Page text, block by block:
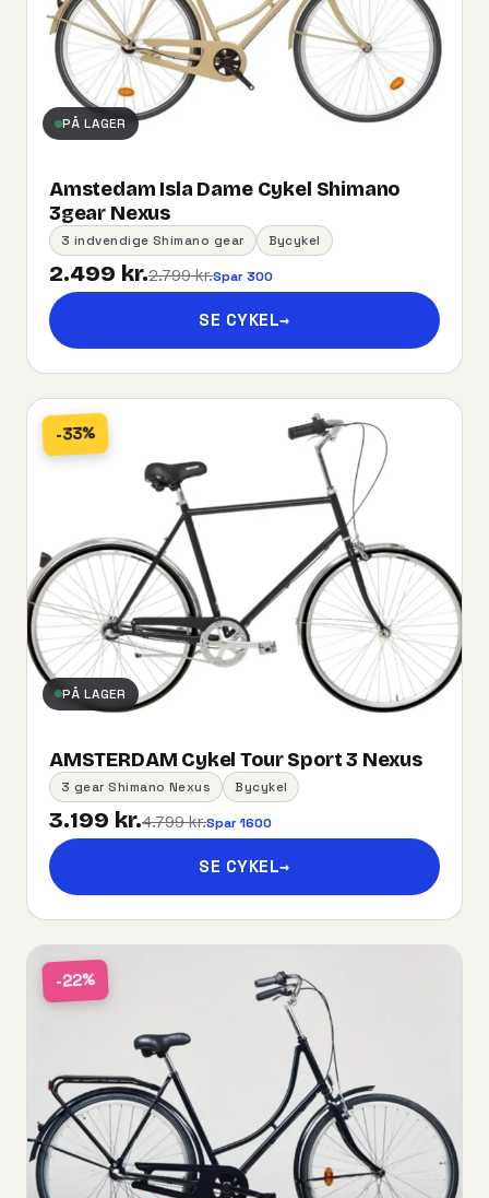
PÅ LAGER
Amstedam Isla Dame Cykel Shimano
3gear Nexus
3 indvendige Shimano gear Bycykel
2.499 kr.2.799 kr.Spar 300
SE CYKEL→
-33%
PÅ LAGER
AMSTERDAM Cykel Tour Sport 3 Nexus
3 gear Shimano Nexus Bycykel
3.199 kr.4.799 kr.Spar 1600
SE CYKEL→
-22%